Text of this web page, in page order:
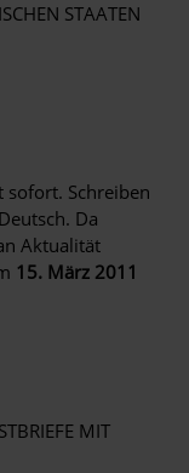
STAATEN
sofort. Schreiben
Da
Aktualität
15. März 2011
MIT